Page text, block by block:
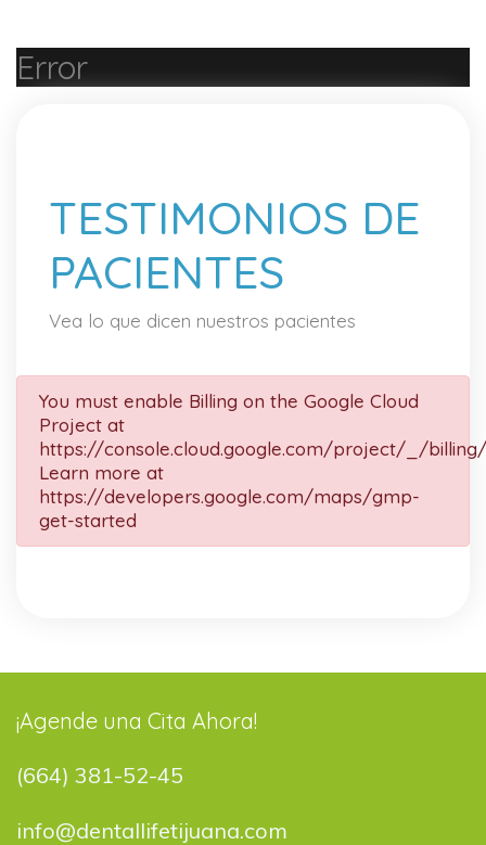
Error
TESTIMONIOS DE
PACIENTES
Vea lo que dicen nuestros pacientes
You must enable Billing on the Google Cloud
Project at
https://console.cloud.google.com/project/_/
Learn more at
https://developers.google.com/maps/gmp-
get-started
¡Agende una Cita Ahora!
(664) 381-52-45
info@dentallifetijuana.com